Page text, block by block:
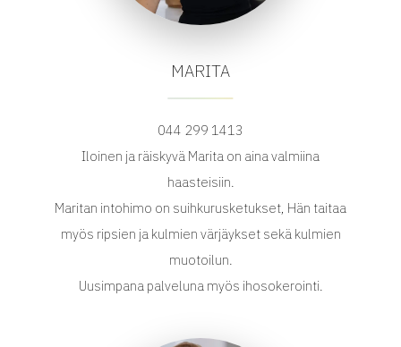
MARITA
044 299 1413
Iloinen ja räiskyvä Marita on aina valmiina
haasteisiin.
Maritan intohimo on suihkurusketukset, Hän taitaa
myös ripsien ja kulmien värjäykset sekä kulmien
muotoilun.
Uusimpana palveluna myös ihosokerointi.